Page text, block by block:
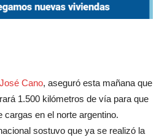
José Cano, aseguró esta mañana que
1.500 kilómetros de vía para que
cargas en el norte argentino.
sostuvo que ya se realizó la